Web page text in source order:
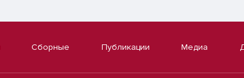
Сборные Публикации Медиа